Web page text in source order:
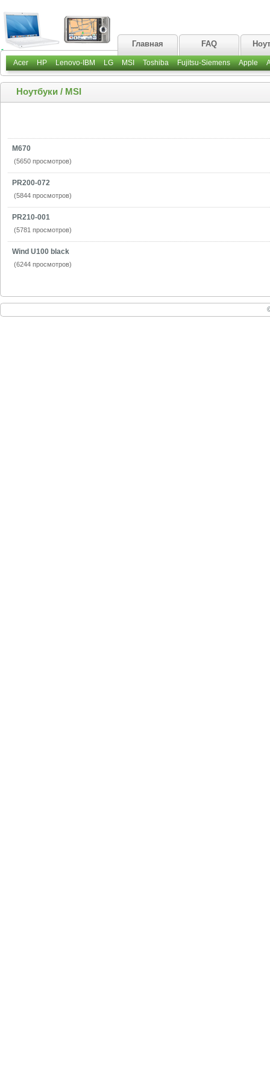
Главная FAQ
Acer HP Lenovo-IBM LG MSI Toshiba Fujitsu-Siemens Apple
Ноутбуки / MSI
M670
(5650 просмотров)
PR200-072
(5844 просмотров)
PR210-001
(5781 просмотров)
Wind U100 black
(6244 просмотров)